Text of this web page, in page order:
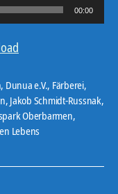
00:00
, Dunua e.V., Färberei,
, Jakob Schmidt-Russnak,
Oberbarmen,
Lebens